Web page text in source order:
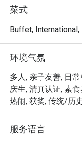
们在此精心打造一
带，您可以尽情探
选择丰富的生猛海
无论是快食晚餐，
您回味无穷：
真正的魅力在于现
身手，从滋滋作响
完美呈现。琳琅满
是一种互动式的用
精髓，又兼具顶级酒
菜式
Buffet,
环境气氛
多人, 亲子友善, 日
庆生, 清真认证, 素
热闹, 获奖, 传统/历
服务语言